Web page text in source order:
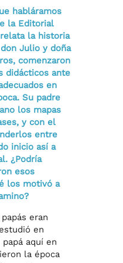
habláramos
la Editorial
la historia
Julio y doña
comenzaron
didácticos ante
en
Su padre
los mapas
y con el
entre
inicio así a
¿Podría
esos
los motivó a
eran
en
aquí en
la época